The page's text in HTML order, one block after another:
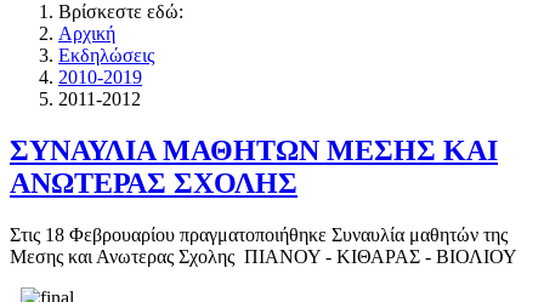
Βρίσκεστε εδώ:
Αρχική
Εκδηλώσεις
2010-2019
2011-2012
ΣΥΝΑΥΛΙΑ ΜΑΘΗΤΩΝ ΜΕΣΗΣ ΚΑΙ
ΑΝΩΤΕΡΑΣ ΣΧΟΛΗΣ
Στις 18 Φεβρουαρίου πραγματοποιήθηκε Συναυλία μαθητών της
Μεσης και Ανωτερας Σχολης ΠΙΑΝΟΥ - ΚΙΘΑΡΑΣ - ΒΙΟΛΙΟΥ